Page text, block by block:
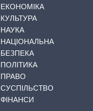
ЕКОНОМІКА
КУЛЬТУРА
НАУКА
НАЦІОНАЛЬНА
БЕЗПЕКА
ПОЛІТИКА
ПРАВО
СУСПІЛЬСТВО
ФІНАНСИ